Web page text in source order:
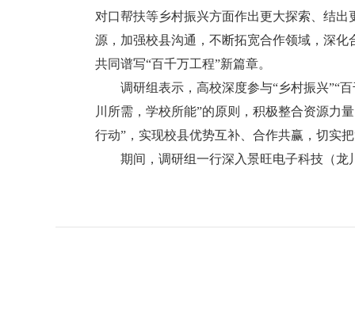
对口帮扶等乡村振兴方面作出更大探索、结
源，加强校县沟通，不断拓宽合作领域，深化
共同谱写“百千万工程”新篇章。
调研组表示，高校深度参与“乡村振兴”“百
川所需，学校所能”的原则，积极整合资源力
行动”，实现校县优势互补、合作共赢，切实
期间，调研组一行深入景旺电子科技（龙